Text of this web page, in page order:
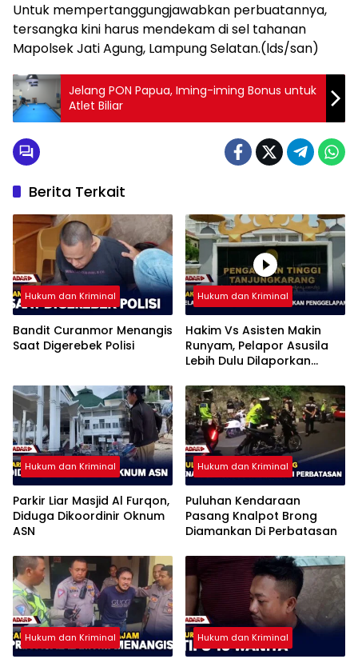
Untuk mempertanggungjawabkan perbuatannya,
tersangka kini harus mendekam di sel tahanan
Mapolsek Jati Agung, Lampung Selatan.(lds/san)
Jelang PON Papua, Iming-iming Bonus untuk
Atlet Biliar
Berita Terkait
Hukum dan Kriminal
Bandit Curanmor Menangis
Saat Digerebek Polisi
Hukum dan Kriminal
Hakim Vs Asisten Makin
Runyam, Pelapor Asusila
Lebih Dulu Dilaporkan
Hukum dan Kriminal
Parkir Liar Masjid Al Furqon,
Diduga Dikoordinir Oknum
ASN
Hukum dan Kriminal
Puluhan Kendaraan
Pasang Knalpot Brong
Diamankan Di Perbatasan
Hukum dan Kriminal Hukum dan Kriminal